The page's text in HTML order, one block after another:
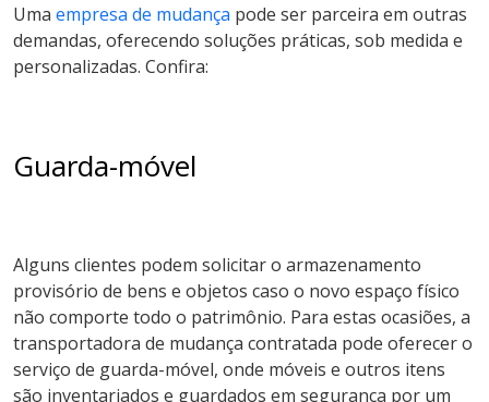
Uma empresa de mudança pode ser parceira em outras
demandas, oferecendo soluções práticas, sob medida e
personalizadas. Confira:
Guarda-móvel
Alguns clientes podem solicitar o armazenamento
provisório de bens e objetos caso o novo espaço físico
não comporte todo o patrimônio. Para estas ocasiões, a
transportadora de mudança contratada pode oferecer o
serviço de guarda-móvel, onde móveis e outros itens
são inventariados e guardados em segurança por um